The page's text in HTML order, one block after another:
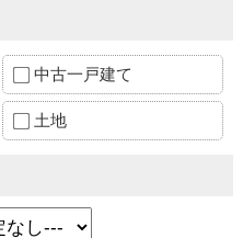
中古一戸建て
土地